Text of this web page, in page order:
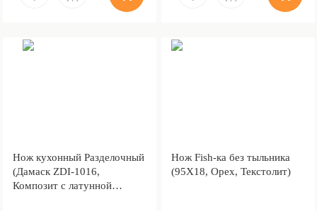
Нож кухонный Разделочный
(Дамаск ZDI-1016,
Композит с латунной
Нож Fish-ка без тыльника
(95Х18, Орех, Текстолит)